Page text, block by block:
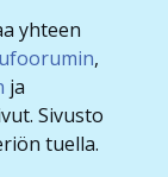
yhteen
,
ja
Sivusto
tuella.